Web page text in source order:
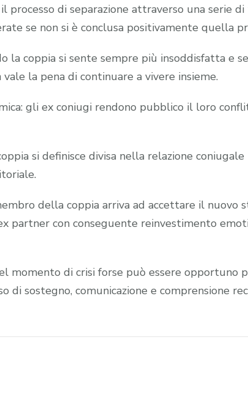
processo di separazione attraverso una serie di
se non si è conclusa positivamente quella
la coppia si sente sempre più insoddisfatta e
la pena di continuare a vivere insieme.
gli ex coniugi rendono pubblico il loro
si definisce divisa nella relazione
della coppia arriva ad accettare il nuovo
partner con conseguente reinvestimento
momento di crisi forse può essere opportuno
di sostegno, comunicazione e comprensione